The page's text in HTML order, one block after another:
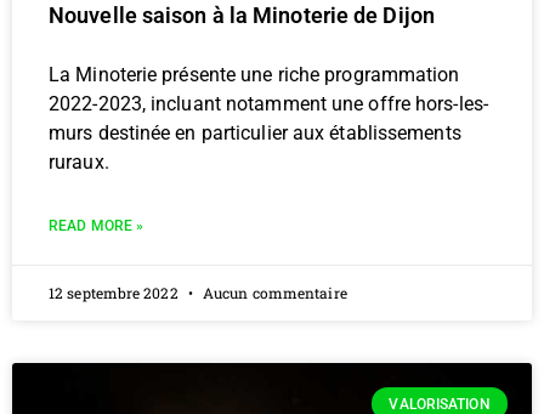
Nouvelle saison à la Minoterie de Dijon
La Minoterie présente une riche programmation
2022-2023, incluant notamment une offre hors-les-
murs destinée en particulier aux établissements
ruraux.
READ MORE »
12 septembre 2022 Aucun commentaire
VALORISATION